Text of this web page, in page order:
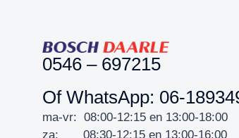
0546 – 697215
Of WhatsApp: 06-
ma-vr: 08:00-12:15 en 13:00-18:00
za: 08:30-12:15 en 13:00-16:00